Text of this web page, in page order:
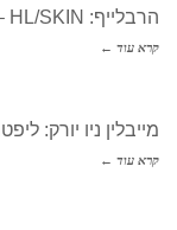
הרבלייף: HL/SKIN – קרם לילה
קרא עוד ←
מייבלין ניו יורק:
קרא עוד ←